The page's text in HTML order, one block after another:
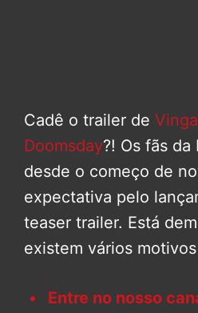
Cadê o trailer de
Doomsday?! Os fãs
desde o começo de
expectativa pelo
teaser trailer. Está
existem vários
Entre no nosso